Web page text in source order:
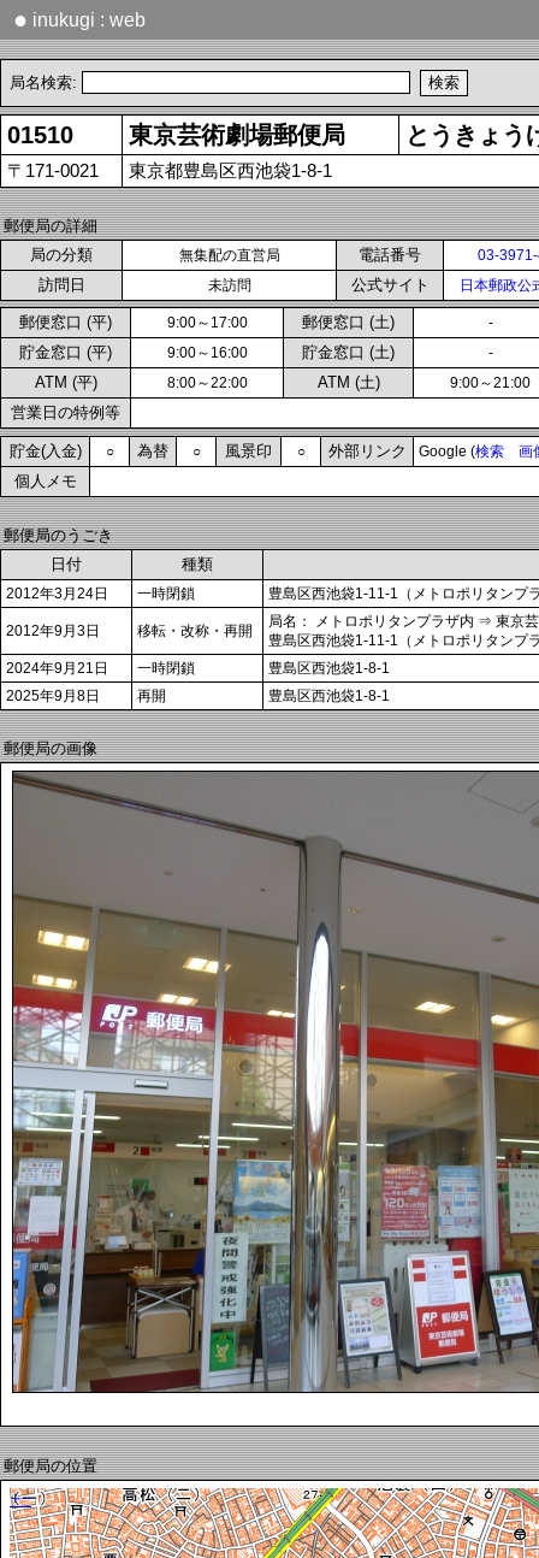
● inukugi : web
局名検索:
01510 東京芸術劇場郵便局 とうきょう
〒171-0021 東京都豊島区西池袋1-8-1
郵便局の詳細
局の分類
無集配の直営局 電話番号 03-
訪問日 未訪問 公式サイト 日本郵政公
郵便窓口 (平) 9:00～17:00 郵便窓口 (土) -
貯金窓口 (平) 9:00～16:00 貯金窓口 (土) -
ATM (平) 8:00～22:00 ATM (土) 9:00～21:00
営業日の特例等
貯金(入金) ○ 為替 ○ 風景印 ○ 外部リンク Google (検索 画
個人メモ
郵便局のうごき
日付
種類
2012年3月24日 一時閉鎖 豊島区西池袋1-11-1（メトロポリタンプ
2012年9月3日 移転・改称・再開
局名： メトロポリタンプラザ内 ⇒ 東京
豊島区西池袋1-11-1（メトロポリタン
2024年9月21日
一時閉鎖
豊島区西池袋1-8-1
2025年9月8日
再開 豊島区西池袋1-8-1
郵便局の画像
郵便局の位置